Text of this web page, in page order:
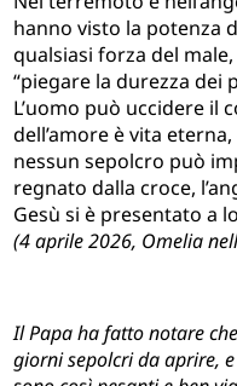
hanno visto la potenza
qualsiasi forza del male,
“piegare la durezza dei
L’uomo può uccidere il
dell’amore è vita
nessun sepolcro può
regnato dalla croce,
Gesù si è presentato a
(4 aprile 2026, Omelia
Il Papa ha fatto notare
giorni sepolcri da aprire,